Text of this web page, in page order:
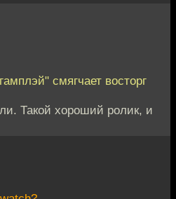
смягчает восторг
Такой хороший ролик, и